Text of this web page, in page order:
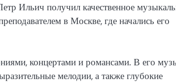
Ильич получил качественное
в Москве, где начались его
концертами и романсами. В его
мелодии, а также глубокие